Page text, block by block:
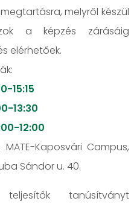
melyről készül
a képzés zárásáig
elérhetőek.
15:15
13:30
12:00
Kaposvári Campus,
Sándor u. 40.
tanúsítványt